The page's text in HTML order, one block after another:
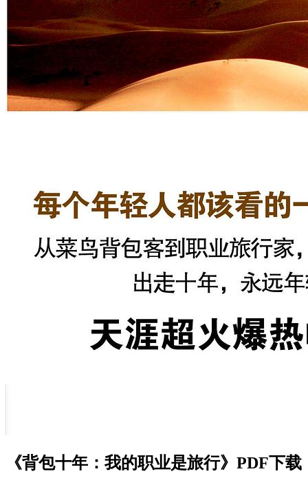
《背包十年：我的职业是旅行》PDF下载